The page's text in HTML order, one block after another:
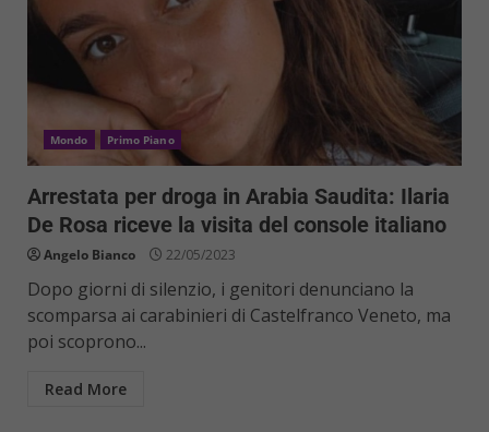
Mondo Primo Piano
Arrestata per droga in Arabia Saudita: Ilaria
De Rosa riceve la visita del console italiano
Angelo Bianco 22/05/2023
Dopo giorni di silenzio, i genitori denunciano la
scomparsa ai carabinieri di Castelfranco Veneto, ma
poi scoprono...
Read More